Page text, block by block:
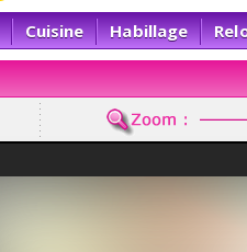
Cuisine Habillage